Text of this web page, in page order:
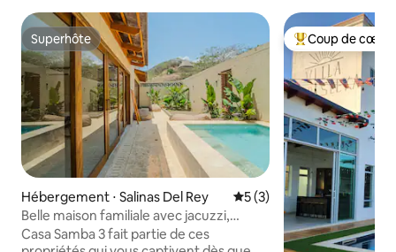
Superhôte
Superhôte
Hébergement ⋅ Salinas Del Rey Évaluation moyenne sur
5 (3)
Belle maison familiale avec jacuzzi,
terrasses, Wi-Fi
Casa Samba 3 fait partie de ces
Coups de cœur
Coup de cœur